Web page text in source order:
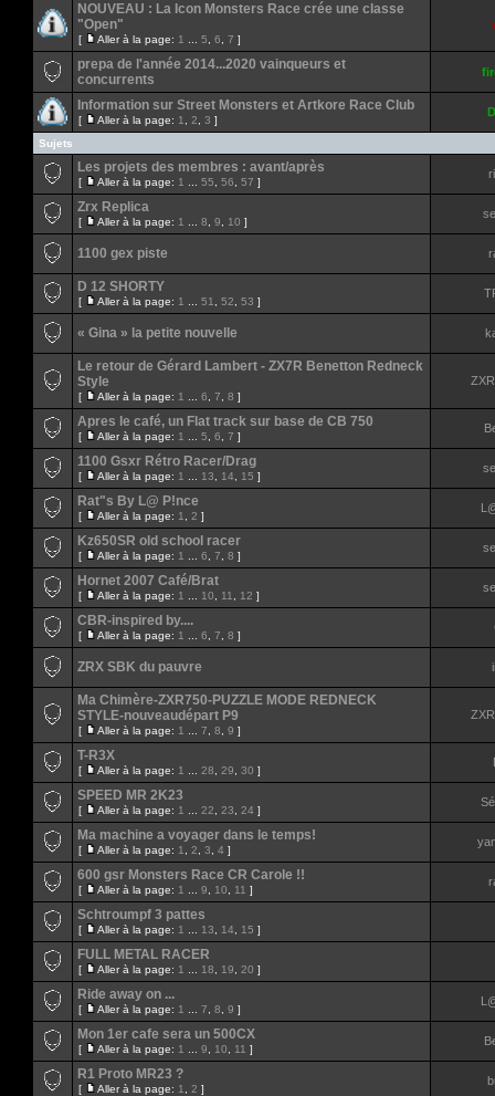
NOUVEAU : La Icon Monsters Race crée une classe
"Open"
[ Aller à la page: 1 5 6 7 ]
prepa de l'année 2014...2020 vainqueurs et
concurrents
Information sur Street Monsters et Artkore Race Club
[ Aller à la page: 1 2 3 ]
Sujets
Les projets des membres : avant/après
[ Aller à la page: 1 55 56 57 ]
Zrx Replica
[ Aller à la page: 1 8 9 10 ]
1100 gex piste
D 12 SHORTY
[ Aller à la page: 1 51 52 53 ]
« Gina » la petite nouvelle
Le retour de Gérard Lambert - ZX7R Benetton Redneck
Style
[ Aller à la page: 1 6 7 8 ]
Apres le café, un Flat track sur base de CB 750
[ Aller à la page: 1 5 6 7 ]
1100 Gsxr Rétro Racer/Drag
[ Aller à la page: 1 13 14 15 ]
Rat"s By L@ P!nce
[ Aller à la page: 1 2 ]
Kz650SR old school racer
[ Aller à la page: 1 6 7 8 ]
Hornet 2007 Café/Brat
[ Aller à la page: 1 10 11 12 ]
CBR-inspired by....
[ Aller à la page: 1 6 7 8 ]
ZRX SBK du pauvre
Ma Chimère-ZXR750-PUZZLE MODE REDNECK
STYLE-nouveaudépart P9
[ Aller à la page: 1 7 8 9 ]
T-R3X
[ Aller à la page: 1 28 29 30 ]
SPEED MR 2K23
[ Aller à la page: 1 22 23 24 ]
Ma machine a voyager dans le temps!
[ Aller à la page: 1 2 3 4 ]
600 gsr Monsters Race CR Carole !!
[ Aller à la page: 1 9 10 11 ]
Schtroumpf 3 pattes
[ Aller à la page: 1 13 14 15 ]
FULL METAL RACER
[ Aller à la page: 1 18 19 20 ]
Ride away on ...
[ Aller à la page: 1 7 8 9 ]
Mon 1er cafe sera un 500CX
[ Aller à la page: 1 9 10 11 ]
R1 Proto MR23 ?
[ Aller à la page: 1 2 ]